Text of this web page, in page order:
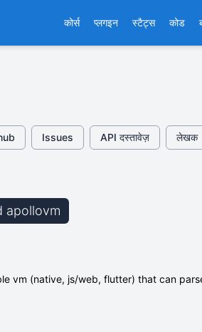
कोर्स प्लगइन स्टैट्स कोड
Issues API दस्तावेज़ लेखक
apollovm
vm (native, js/web, flutter) that can